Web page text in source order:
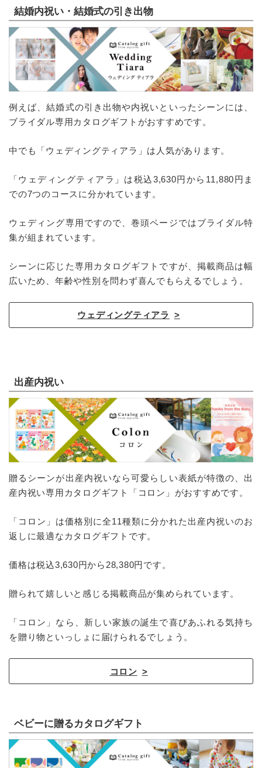
結婚内祝い・結婚式の引き出物
例えば、結婚式の引き出物や内祝いといったシーンには、
ブライダル専用カタログギフトがおすすめです。
中でも「ウェディングティアラ」は人気があります。
「ウェディングティアラ」は税込3,630円から11,880円ま
での7つのコースに分かれています。
ウェディング専用ですので、巻頭ページではブライダル特
集が組まれています。
シーンに応じた専用カタログギフトですが、掲載商品は幅
広いため、年齢や性別を問わず喜んでもらえるでしょう。
ウェディングティアラ
出産内祝い
贈るシーンが出産内祝いなら可愛らしい表紙が特徴の、出
産内祝い専用カタログギフト「コロン」がおすすめです。
「コロン」は価格別に全11種類に分かれた出産内祝いのお
返しに最適なカタログギフトです。
価格は税込3,630円から28,380円です。
贈られて嬉しいと感じる掲載商品が集められています。
「コロン」なら、新しい家族の誕生で喜びあふれる気持ち
を贈り物といっしょに届けられるでしょう。
コロン
ベビーに贈るカタログギフト